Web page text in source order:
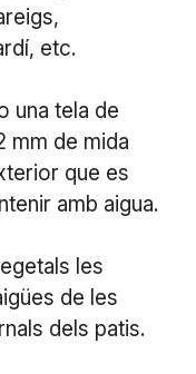
etc.
una tela de
mm de mida
que es
amb aigua.
les
de les
dels patis.